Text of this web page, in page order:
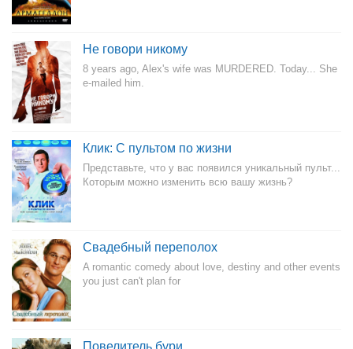
Не говори никому
8 years ago, Alex's wife was MURDERED. Today... She
e-mailed him.
Клик: С пультом по жизни
Представьте, что у вас появился уникальный пульт...
Которым можно изменить всю вашу жизнь?
Свадебный переполох
A romantic comedy about love, destiny and other events
you just can't plan for
Повелитель бури